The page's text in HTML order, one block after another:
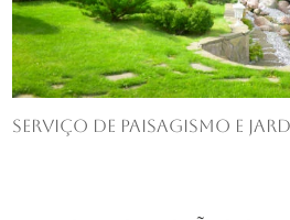
Serviço de paisagismo e